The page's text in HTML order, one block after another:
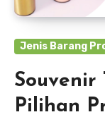
Jenis Barang
Souvenir
Pilihan